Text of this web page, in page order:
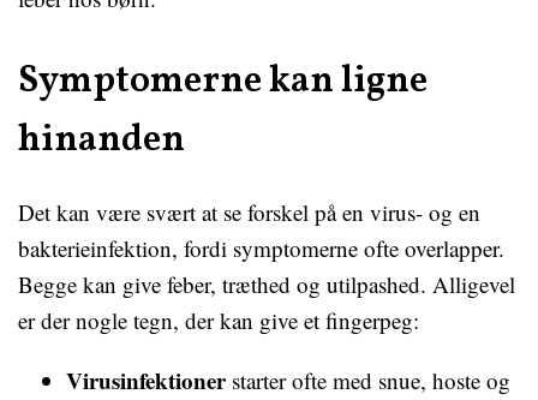
Symptomerne kan ligne
hinanden
Det kan være svært at se forskel på en virus- og en
bakterieinfektion, fordi symptomerne ofte overlapper.
Begge kan give feber, træthed og utilpashed. Alligevel
er der nogle tegn, der kan give et fingerpeg:
Virusinfektionerstarter ofte med snue, hoste og